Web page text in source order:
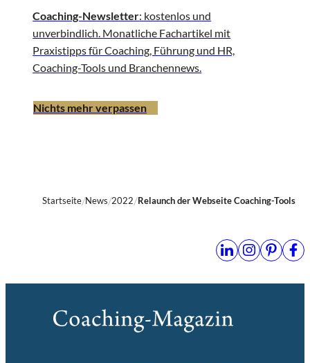
Coaching-Newsletter: kostenlos und
unverbindlich. Monatliche Fachartikel mit
Praxistipps für Coaching, Führung und HR,
Coaching-Tools und Branchennews.
Nichts mehr verpassen
Startseite News 2022 Relaunch der Webseite Coaching-Tools